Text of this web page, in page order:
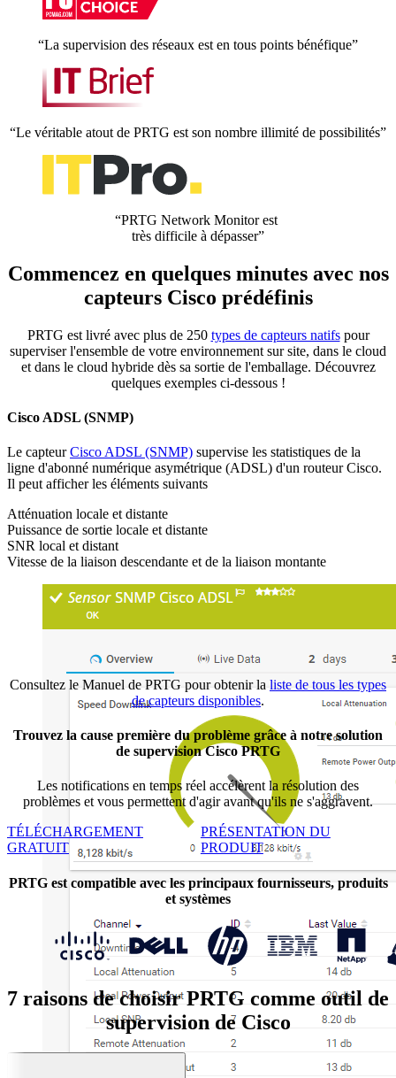
“La supervision des réseaux est en tous points bénéfique”
“Le véritable atout de PRTG est son nombre illimité de possibilités”
“PRTG Network Monitor est
très difficile à dépasser”
Commencez en quelques minutes avec nos
capteurs Cisco prédéfinis
PRTG est livré avec plus de 250 types de capteurs natifspour
superviser l'ensemble de votre environnement sur site, dans le cloud
et dans le cloud hybride dès sa sortie de l'emballage. Découvrez
quelques exemples ci-dessous !
Cisco ADSL (SNMP)
Le capteurCisco ADSL (SNMP) supervise les statistiques de la
ligne d'abonné numérique asymétrique (ADSL) d'un routeur Cisco.
Il peut afficher les éléments suivants
Atténuation locale et distante
Puissance de sortie locale et distante
SNR local et distant
Vitesse de la liaison descendante et de la liaison montante
Consultez le Manuel de PRTG pour obtenir la liste de tous les types
de capteurs disponibles.
Trouvez la cause première du problème grâce à notre solution
de supervision Cisco PRTG
Les notifications en temps réel accélèrent la résolution des
problèmes et vous permettent d'agir avant qu'ils ne s'aggravent.
TÉLÉCHARGEMENT
GRATUIT
PRÉSENTATION DU
PRODUIT
PRTG est compatible avec les principaux fournisseurs, produits
et systèmes
7 raisons de choisir PRTG comme outil de
supervision de Cisco